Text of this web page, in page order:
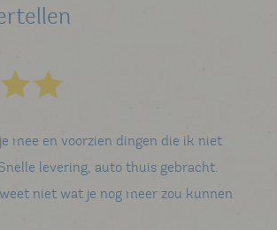
mee en voorzien dingen die ik niet
levering, auto thuis gebracht.
niet wat je nog meer zou kunnen